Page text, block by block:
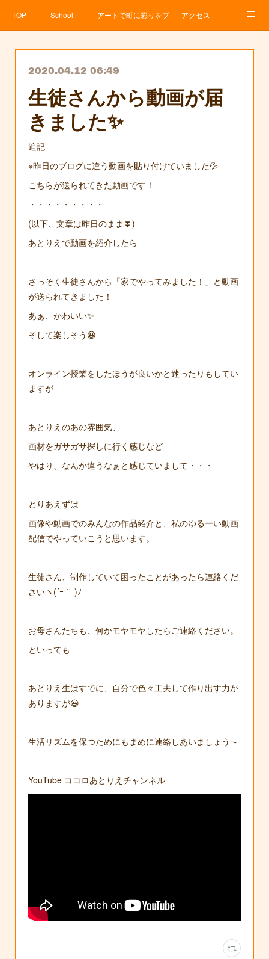
TOP School アートで町に彩りをプロジェクト
アクセス
2020.04.12 06:49
生徒さんから動画が届
きました✨
追記
※昨日のブログに違う動画を貼り付けていました💦
こちらが送られてきた動画です！
・・・・・・・・・
(以下、文章は昨日のまま⏬)
あとりえで動画を紹介したら
さっそく生徒さんから「家でやってみました！」と動画
が送られてきました！
あぁ、かわいい✨
そして楽しそう😃
オンライン授業をしたほうが良いかと迷ったりもしてい
ますが
あとりえのあの雰囲気、
画材をガサガサ探しに行く感じなど
やはり、なんか違うなぁと感じていまして・・・
とりあえずは
画像や動画でのみんなの作品紹介と、私のゆるーい動画
配信でやっていこうと思います。
生徒さん、制作していて困ったことがあったら連絡くだ
さいヽ(´ｰ｀ )ﾉ
お母さんたちも、何かモヤモヤしたらご連絡ください。
といっても
あとりえ生はすでに、自分で色々工夫して作り出す力が
ありますが😃
生活リズムを保つためにもまめに連絡しあいましょう～
YouTube ココロあとりえチャンネル